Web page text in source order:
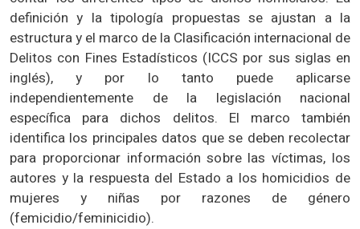
definición y la tipología propuestas se ajustan a la
estructura y el marco de la Clasificación internacional de
Delitos con Fines Estadísticos (ICCS por sus siglas en
inglés), y por lo tanto puede aplicarse
independientemente de la legislación nacional
específica para dichos delitos. El marco también
identifica los principales datos que se deben recolectar
para proporcionar información sobre las víctimas, los
autores y la respuesta del Estado a los homicidios de
mujeres y niñas por razones de género
(femicidio/feminicidio).